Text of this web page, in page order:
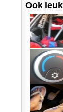
Ook leuk